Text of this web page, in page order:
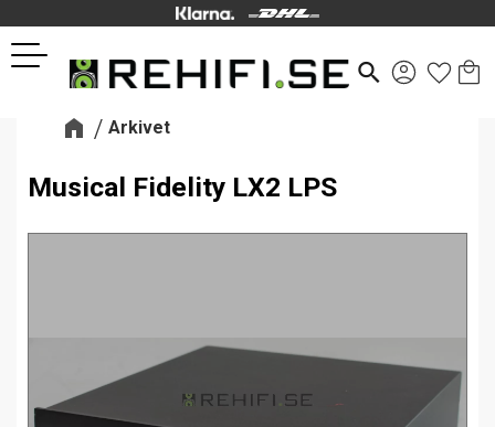
Meny
search
Arkivet
Musical Fidelity LX2 LPS